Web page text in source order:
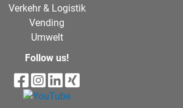
Verkehr & Logistik
Vending
Umwelt
Follow us!